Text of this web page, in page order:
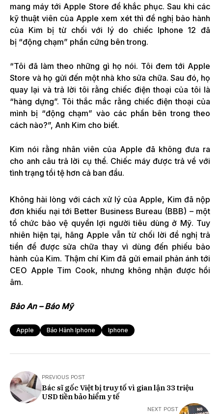
mang máy tới Apple Store để khắc phục. Sau khi các
kỹ thuật viên của Apple xem xét thì đề nghị bảo hành
của Kim bị từ chối với lý do chiếc Iphone 12 đã
bị “động chạm” phần cứng bên trong.
“Tôi đã làm theo những gì họ nói. Tôi đem tới Apple
Store và họ gửi đến một nhà kho sửa chữa. Sau đó, họ
quay lại và trả lời tôi rằng chiếc điện thoại của tôi là
“hàng dựng”. Tôi thắc mắc rằng chiếc điện thoại của
mình bị “động chạm” vào các phần bên trong theo
cách nào?”, Anh Kim cho biết.
Kim nói rằng nhân viên của Apple đã không đưa ra
cho anh câu trả lời cụ thể. Chiếc máy được trả về với
tình trạng tồi tệ hơn cả ban đầu.
Không hài lòng với cách xử lý của Apple, Kim đã nộp
đơn khiếu nại tới Better Business Bureau (BBB) – một
tổ chức bảo vệ quyền lợi người tiêu dùng ở Mỹ. Tuy
nhiên hiện tại, hãng Apple vẫn từ chối lời đề nghị trả
tiền để được sửa chữa thay vì dùng đến phiếu bảo
hành của Kim. Thậm chí Kim đã gửi email phản ánh tới
CEO Apple Tim Cook, nhưng không nhận được hồi
âm.
Bảo An – Báo Mỹ
Apple Bảo Hành Iphone Iphone
PREVIOUS POST
Bác sĩ gốc Việt bị truy tố vì gian lận 33 triệu
USD tiền bảo hiểm y tế
NEXT POST